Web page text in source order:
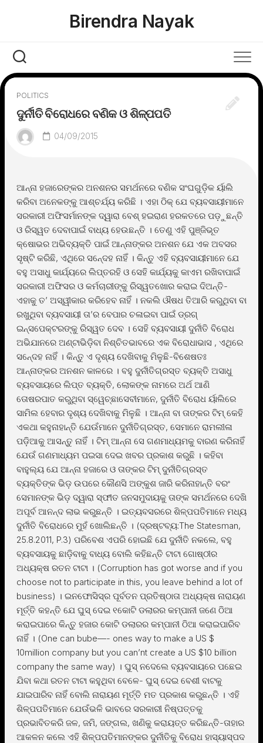
Birendra Nayak
POLITICS
ଦୁର୍ନୀତି ବିରୋଧରେ ବଣିକ ଓ ଶିଳ୍ପପତି
04/09/2015
ଆନ୍ନା ହଜାରେଙ୍କର ଅନଶନର ସମର୍ଥନରେ ବଣିକ ସଂଘଗୁଡ଼ିକ ର୍ୟାଲି
କରିବା ଅନେକଙ୍କୁ ଆଶ୍ଚର୍ଯ୍ୟ କରିଛି । ଏହା ଠିକ୍ ଯେ ବ୍ୟବସାୟୀମାନେ
ସରକାରୀ ଅଫିସର୍ମାନଙ୍କ ଦ୍ୱାରା ବେଶ୍ ହଇରାଣ ହରକତରେ ପଡ଼ୁଛନ୍ତି
ଓ ରିସ୍ୱତ ଦେବାପାଇଁ ବାଧ୍ୟ ହେଉଛନ୍ତି । ତେଣୁ ଏହି ପୁଞ୍ଜିଭୂତ
କ୍ଷୋଭର ଅଭିବ୍ୟକ୍ତି ପାଇଁ ଆନ୍ନାଙ୍କର ଅନଶନ ଯେ ଏକ ଅବସର
ସୃଷ୍ଟି କରିଛି, ଏଥିରେ ସନେ୍ଦହ ନାହିଁ । କିନ୍ତୁ ଏହି ବ୍ୟବସାୟୀମାନେ ଯେ
ବହୁ ଅସାଧୁ କାର୍ଯ୍ୟରେ ଲିପ୍ତରହି ଓ ସେହି କାର୍ଯ୍ୟକୁ କାଏମ ରଖିବାପାଇଁ
ସରକାରୀ ଅଫିସର ଓ କର୍ମଚାରୀଙ୍କୁ ରିସ୍ୱତଖୋର କରାଇ ଦିଅନ୍ତି-
ଏହାକୁ ତ’ ଅସ୍ୱୀକାର କରିହେବ ନାହିଁ । ନକଲି ଔଷଧ ତିଆରି କରୁଥିବା ବା
ରଖୁଥିବା ବ୍ୟବସାୟୀ ତା’ର ବେପାର ଚଳାଇବା ପାଇଁ ଡ୍ରଗ୍
ଇନ୍ସପେକ୍ଟରଙ୍କୁ ରିସ୍ୱତ ଦେବ । ସେହି ବ୍ୟବସାୟୀ ଦୁର୍ନୀତି ବିରୋଧ
ଅଭିଯାନରେ ଅଣ୍ଟାଭିଡ଼ିବା ନିଶ୍ଚିତଭାବରେ ଏକ ବିରୋଧାଭାସ , ଏଥିରେ
ସନେ୍ଦହ ନାହିଁ । କିନ୍ତୁ ଏ ଦୃଶ୍ୟ ଦେଖିବାକୁ ମିଳୁଛି-ବିଶେଷତଃ
ଆନ୍ନାଙ୍କର ଅନଶନ କାଳରେ । ବହୁ ଦୁର୍ନୀତିଗ୍ରସ୍ତ ବ୍ୟକ୍ତି ଅସାଧୁ
ବ୍ୟବସାୟରେ ଲିପ୍ତ ବ୍ୟକ୍ତି, ଲୋକଙ୍କ ନାମରେ ଅର୍ଥ ଆଣି
ତୋଷରପାତ କରୁଥିବା ସ୍ୱେଚ୍ଛାସେବୀମାନେ, ଦୁର୍ନୀତି ବିରୋଧ ର୍ୟାଲିରେ
ସାମିଲ ହେବାର ଦୃଶ୍ୟ ଦେଖିବାକୁ ମିଳୁଛି । ଆନ୍ନା ବା ତାଙ୍କର ଟିମ୍ କେହି
ଏକଥା କହୁନାହାନ୍ତି ଯେଉଁମାନେ ଦୁର୍ନୀତିଗ୍ରସ୍ତ, ସେମାନେ ରାମଲୀଳା
ପଡ଼ିଆକୁ ଆସନ୍ତୁ ନାହିଁ । ଟିମ୍ ଆନ୍ନା ସେ ଗଣମାଧ୍ୟମକୁ ବାରଣ କରିନାହିଁ
ଯେଉଁ ଗଣମାଧ୍ୟମ ପଇସା ଦେଇ ଖବର ପ୍ରକାଶ କରୁଛି । କହିବା
ବାହୁଲ୍ୟ ଯେ ଆନ୍ନା ହଜାରେ ଓ ତାଙ୍କର ଟିମ୍ ଦୁର୍ନୀତିଗ୍ରସ୍ତ
ବ୍ୟକ୍ତିଙ୍କ ଭିଡ଼ ଉପରେ କୌଣସି ଅଙ୍କୁଶ ଜାରି କରିନାହାନ୍ତି ବରଂ
ସେମାନଙ୍କ ଭିଡ଼ ଦ୍ୱାରା ସ୍ଫୀତ ଜନସମୁଦାୟକୁ ତାଙ୍କ ସମର୍ଥନରେ ଦେଖି
ଅପୂର୍ବ ଆନନ୍ଦ ଲାଭ କରୁଛନ୍ତି । ଇତ୍ୟବସରରେ ଶିଳ୍ପପତିମାନେ ମଧ୍ୟ
ଦୁର୍ନୀତି ବିରୋଧରେ ମୁହଁ ଖୋଲିଛନ୍ତି । (ଦ୍ରଷ୍ଟବ୍ୟ:The Statesman,
25.8.2011, P.3) ପରିବେଶ ଏପରି ହୋଇଛି ଯେ ଦୁର୍ନୀତି ନକଲେ, ବହୁ
ବ୍ୟବସାୟକୁ ଛାଡ଼ିବାକୁ ବାଧ୍ୟ ବୋଲି କହିଛନ୍ତି ଟାଟା ଗୋଷ୍ଠୀର
ଅଧ୍ୟକ୍ଷ ରତନ ଟାଟା । (Corruption has got worse and if you
choose not to participate in this, you leave behind a lot of
business) । ଇନଫୋସିସ୍ର ପୂର୍ବତନ ପ୍ରତିଷ୍ଠାତା ଅଧ୍ୟକ୍ଷ ନାରାୟଣ
ମୂର୍ତ୍ତି କହନ୍ତି ଯେ ଘୁସ୍ ଦେଇ ୧କୋଟି ଡଲାରର କମ୍ପାନୀ ଜଣେ ଠିଆ
କରାଇପାରେ କିନ୍ତୁ ହଜାର କୋଟି ଡଲାରର କମ୍ପାନୀ ଠିଆ କରାଇପାରିବ
ନାହିଁ । (One can bube—- ones way to make a US $
10million company but you can’nt create a US $10 billion
company the same way) । ଘୁସ୍ ନଦେଲେ ବ୍ୟବସାୟରେ ପଛେଇ
ଯିବା କଥା ରତନ ଟାଟା କହୁଥିବା ବେଳେ- ଘୁସ୍ ଦେଇ ବେଶୀ ବାଟକୁ
ଯାଇପାରିବ ନାହିଁ ବୋଲି ନାରାୟଣ ମୂର୍ତ୍ତି ମତ ପ୍ରକାଶ କରୁଛନ୍ତି । ଏହି
ଶିଳ୍ପପତିମାନେ ଯେଉଁଭଳି ଭାବରେ ସରକାରୀ ନିଷ୍ପତ୍ତକୁ
ପ୍ରଭାବିତକରି ଜଳ, ଜମି, ଜଙ୍ଗଲ, ଖଣିକୁ କରାୟତ୍ତ କରିଛନ୍ତି-ତାହାର
ଆକଳନ କଲେ ଏହି ଶିଳ୍ପପତିମାନଙ୍କର ଦୁର୍ନୀତିକୁ ବିରୋଧ ହାସ୍ୟାସ୍ପଦ